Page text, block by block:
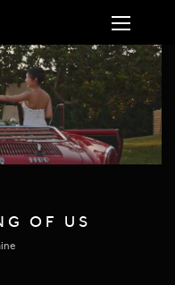
OF US